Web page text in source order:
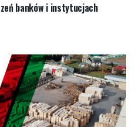
banków i instytucjach